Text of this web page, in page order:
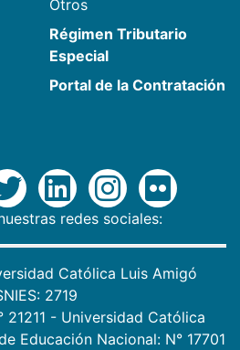
Otros
Régimen Tributario
Especial
Portal de la Contratación
redes sociales:
Católica Luis Amigó
2719
21211 - Universidad Católica
Educación Nacional: N° 17701